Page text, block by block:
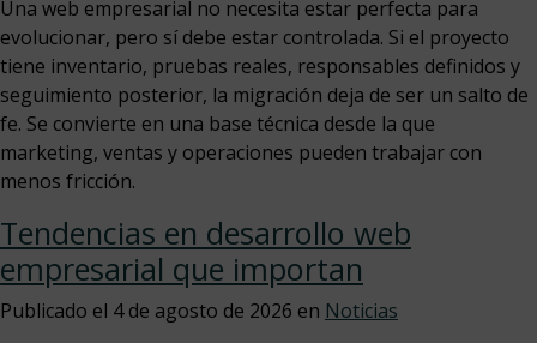
Una web empresarial no necesita estar perfecta para
evolucionar, pero sí debe estar controlada. Si el proyecto
tiene inventario, pruebas reales, responsables definidos y
seguimiento posterior, la migración deja de ser un salto de
fe. Se convierte en una base técnica desde la que
marketing, ventas y operaciones pueden trabajar con
menos fricción.
Tendencias en desarrollo web
empresarial que importan
Publicado el 4 de agosto de 2026 en Noticias